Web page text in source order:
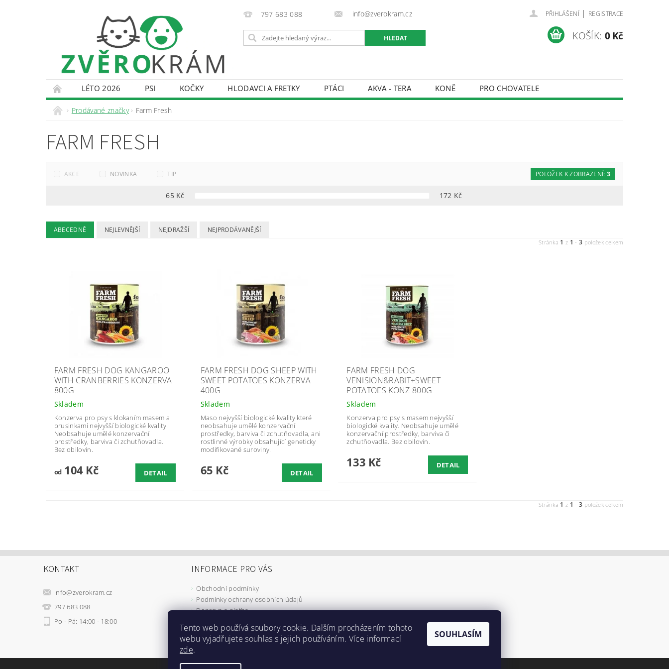
797 683 088 info@zverokram.cz PŘIHLÁŠENÍ | REGISTRACE
KOŠÍK: 0 Kč
LÉTO 2026 PSI KOČKY HLODAVCI A FRETKY PTÁCI AKVA - TERA KONĚ
PRO CHOVATELE
KONTAKTY
DOPRAVA A PLATBA
Prodávané značky Farm Fresh
FARM FRESH
AKCE NOVINKA TIP
65Kč 172 Kč
POLOŽEK K ZOBRAZENÍ: 3
ABECEDNĚ NEJLEVNĚJŠÍ NEJDRAŽŠÍ NEJPRODÁVANĚJŠÍ
Stránka 1 z 1 -3 položek celkem
FARM FRESH DOG KANGAROO
WITH CRANBERRIES KONZERVA
800G
Skladem
Konzerva pro psy s klokaním masem a
brusinkami nejvyšší biologické kvality.
Neobsahuje umělé konzervační
prostředky, barviva či zchutňovadla.
Bez obilovin.
od104 Kč DETAIL
FARM FRESH DOG SHEEP WITH
SWEET POTATOES KONZERVA
400G
Skladem
Maso nejvyšší biologické kvality které
neobsahuje umělé konzervační
prostředky, barviva či zchutňovadla, ani
rostlinné výrobky obsahující geneticky
modifikované suroviny.
65 Kč DETAIL
FARM FRESH DOG
VENISION&RABIT+SWEET
POTATOES KONZ 800G
Skladem
Konzerva pro psy s masem nejvyšší
biologické kvality. Neobsahuje umělé
konzervační prostředky, barviva či
zchutňovadla. Bez obilovin.
133 Kč DETAIL
Stránka 1 z 1 -3 položek celkem
KONTAKT
info@zverokram.cz
797 683 088
Po - Pá: 14:00 - 18:00
INFORMACE PRO VÁS
Obchodní podmínky
Podmínky ochrany osobních údajů
Doprava a platba
Doprava a platba | GDPR | Obchodní podmínky | Kontakty
Tento web používá soubory cookie. Dalším procházením tohoto
webu vyjadřujete souhlas s jejich používáním. Více informací
zde.
SOUHLASÍM